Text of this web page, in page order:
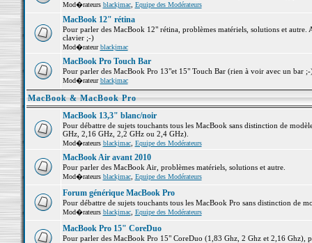
Mod�rateurs blackjmac, Equipe des Modérateurs
MacBook 12" rétina
Pour parler des MacBook 12" rétina, problèmes matériels, solutions et
clavier ;-)
Mod�rateurblackjmac
MacBook Pro Touch Bar
Pour parler des MacBook Pro 13"et 15" Touch Bar (rien à voir avec un bar
Mod�rateurblackjmac
MacBook & MacBook Pro
MacBook 13,3" blanc/noir
Pour débattre de sujets touchants tous les MacBook sans distinction de
GHz, 2,16 GHz, 2,2 GHz ou 2,4 GHz).
Mod�rateurs blackjmac, Equipe des Modérateurs
MacBook Air avant 2010
Pour parler des MacBook Air, problèmes matériels, solutions et autre.
Mod�rateurs blackjmac, Equipe des Modérateurs
Forum générique MacBook Pro
Pour débattre de sujets touchants tous les MacBook Pro sans distinction de
Mod�rateurs blackjmac, Equipe des Modérateurs
MacBook Pro 15" CoreDuo
Pour parler des MacBook Pro 15" CoreDuo (1,83 Ghz, 2 Ghz et 2,16 Ghz),